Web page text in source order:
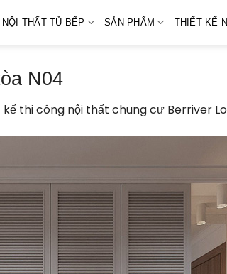
NỘI THẤT TỦ BẾP SẢN PHẨM THIẾT KẾ
N04
kế thi công nội thất chung cư Berriver